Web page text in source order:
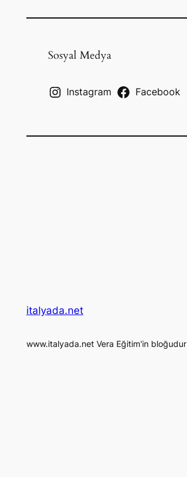
a
Sosyal Medya
Instagram Facebook
italyada.net
www.italyada.net Vera Eğitim'in bloğudur